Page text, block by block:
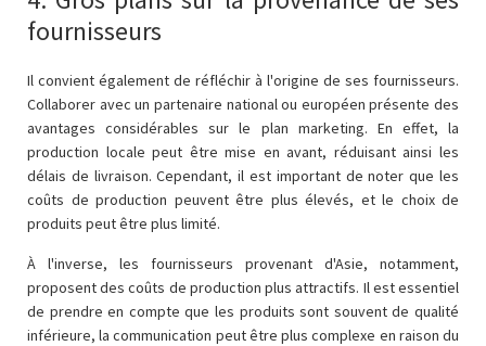
fournisseurs
Il convient également de réfléchir à l'origine de ses fournisseurs.
Collaborer avec un partenaire national ou européen présente des
avantages considérables sur le plan marketing. En effet, la
production locale peut être mise en avant, réduisant ainsi les
délais de livraison. Cependant, il est important de noter que les
coûts de production peuvent être plus élevés, et le choix de
produits peut être plus limité.
À l'inverse, les fournisseurs provenant d'Asie, notamment,
proposent des coûts de production plus attractifs. Il est essentiel
de prendre en compte que les produits sont souvent de qualité
inférieure, la communication peut être plus complexe en raison du